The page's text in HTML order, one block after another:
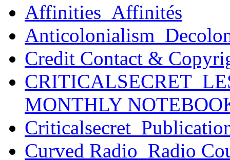
Affinities_Affinités
Credit Contact &
MONTHLY
Curved Radio_Radio